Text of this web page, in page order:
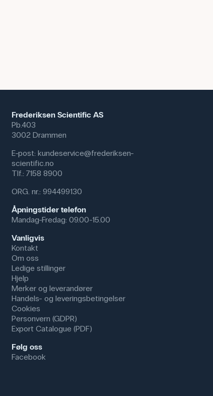
OBS: Tap eller tyveri av giftige stoffer skal meldes til
Frederiksen Scientific AS
Pb.403
3002 Drammen
E-post: kundeservice@frederiksen-
scientific.no
Tlf.: 7158 8900
ORG. nr.: 994499130
Åpningstider telefon
Mandag-Fredag: 09.00-15.00
Vanligvis
Kontakt
Om oss
Ledige stillinger
Hjelp
Merker og leverandører
Handels- og leveringsbetingelser
Cookies
Personvern (GDPR)
Export Catalogue (PDF)
Følg oss
Facebook